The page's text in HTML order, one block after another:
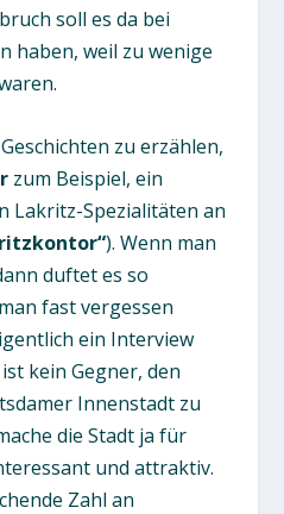
soll es da bei
haben, weil zu wenige
zu erzählen,
zum Beispiel, ein
Lakritz-Spezialitäten an
). Wenn man
duftet es so
fast vergessen
ein Interview
kein Gegner, den
Innenstadt zu
die Stadt ja für
und attraktiv.
Zahl an